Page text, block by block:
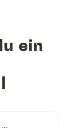
ein
…